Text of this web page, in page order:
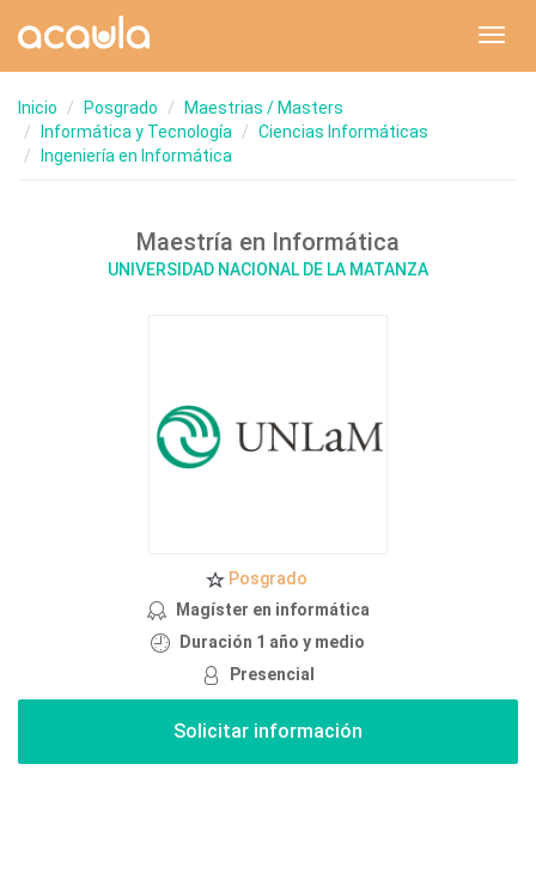
Inicio Posgrado
Maestrias / Masters
Informática y Tecnología
Ciencias Informáticas
Ingeniería en Informática
Maestría en Informática
UNIVERSIDAD NACIONAL DE LA MATANZA
Posgrado
Magíster en informática
Duración 1 año y medio
Presencial